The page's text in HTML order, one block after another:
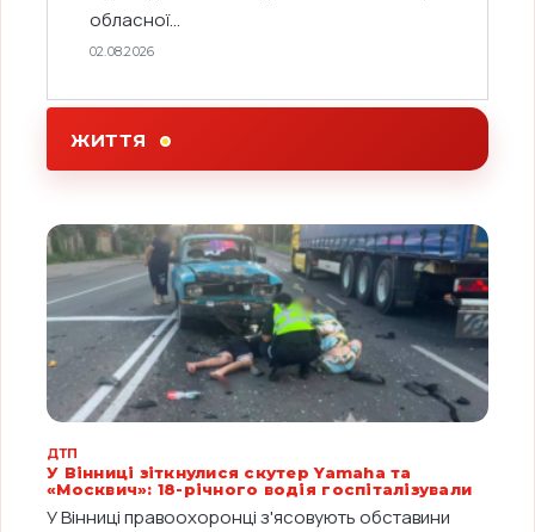
обласної...
02.08.2026
ЖИТТЯ
ДТП
У Вінниці зіткнулися скутер Yamaha та
«Москвич»: 18-річного водія госпіталізували
У Вінниці правоохоронці з'ясовують обставини